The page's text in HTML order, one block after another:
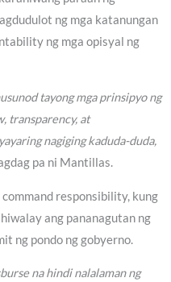
ng mga katanungan
ng mga opisyal ng
tayong mga prinsipyo ng
transparency, at
nagiging kaduda-duda,
pa ni Mantillas.
responsibility, kung
ang pananagutan ng
ng pondo ng gobyerno.
na hindi nalalaman ng